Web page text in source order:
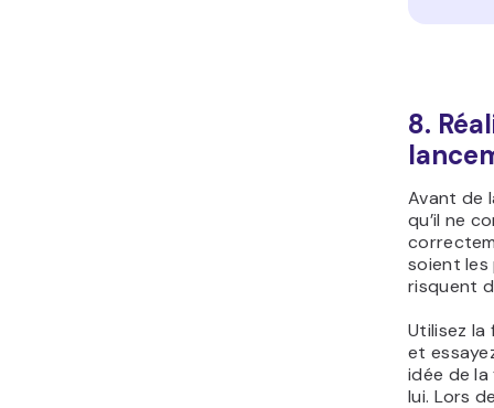
8.
Avant de
qu’il ne
soient les
risquent
Utilisez
et
idée de
lui. Lors